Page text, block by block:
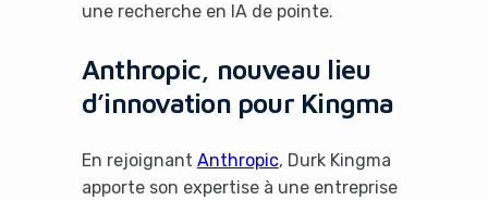
une recherche en IA de pointe.
Anthropic, nouveau lieu
d’innovation pour Kingma
En rejoignant Anthropic, Durk Kingma
apporte son expertise à une entreprise